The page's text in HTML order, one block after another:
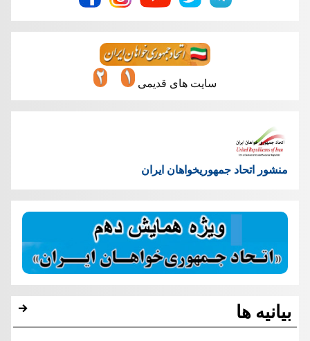
سایت های قدیمی
منشور اتحاد جمهوریخواهان ایران
بیانیه ها